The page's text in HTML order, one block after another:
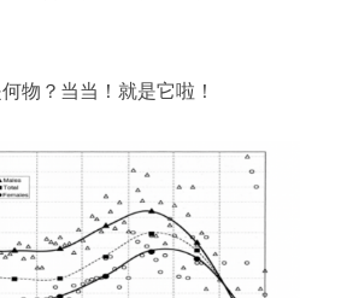
物？当当！就是它啦！